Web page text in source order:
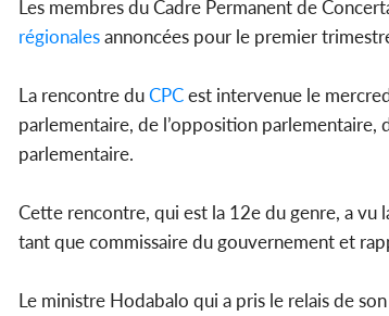
Les membres du Cadre Permanent de
régionalesannoncées pour le premier
La rencontre duCPCest intervenue le
parlementaire, de l’opposition parlementaire,
parlementaire.
Cette rencontre, qui est la 12e du genre, a
tant que commissaire du gouvernement et
Le ministre Hodabalo qui a pris le relais de